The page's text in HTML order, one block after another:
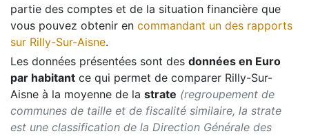
partie des comptes et de la situation financière que
vous pouvez obtenir en commandant un des rapports
sur Rilly-Sur-Aisne.
Les données présentées sont des données en Euro
par habitant ce qui permet de comparer Rilly-Sur-
Aisne à la moyenne de la strate (regroupement de
communes de taille et de fiscalité similaire, la strate
est une classification de la Direction Générale des